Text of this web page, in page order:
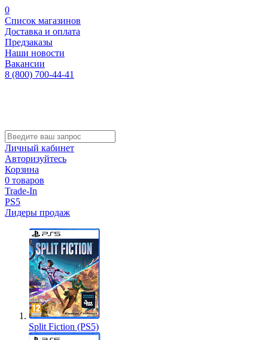
0
Список магазинов
Доставка и оплата
Предзаказы
Наши новости
Вакансии
8 (800) 700-44-41
Личный кабинет
Авторизуйтесь
Корзина
0 товаров
Trade-In
PS5
Лидеры продаж
Split Fiction (PS5)